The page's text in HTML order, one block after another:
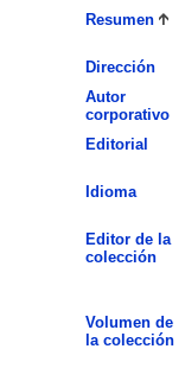
Resumen
Dirección
Autor
corporativo
Editorial
Idioma
Editor de la
colección
Volumen de
la colección